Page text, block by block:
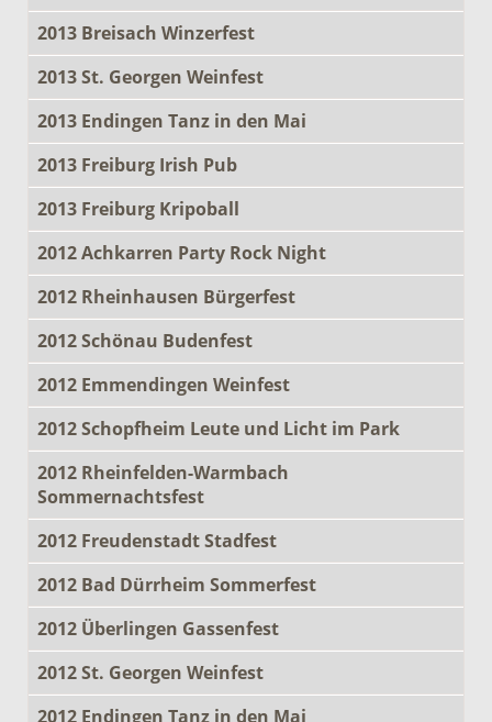
2013 Breisach Winzerfest
2013 St. Georgen Weinfest
2013 Endingen Tanz in den Mai
2013 Freiburg Irish Pub
2013 Freiburg Kripoball
2012 Achkarren Party Rock Night
2012 Rheinhausen Bürgerfest
2012 Schönau Budenfest
2012 Emmendingen Weinfest
2012 Schopfheim Leute und Licht im Park
2012 Rheinfelden-Warmbach
Sommernachtsfest
2012 Freudenstadt Stadfest
2012 Bad Dürrheim Sommerfest
2012 Überlingen Gassenfest
2012 St. Georgen Weinfest
2012 Endingen Tanz in den Mai